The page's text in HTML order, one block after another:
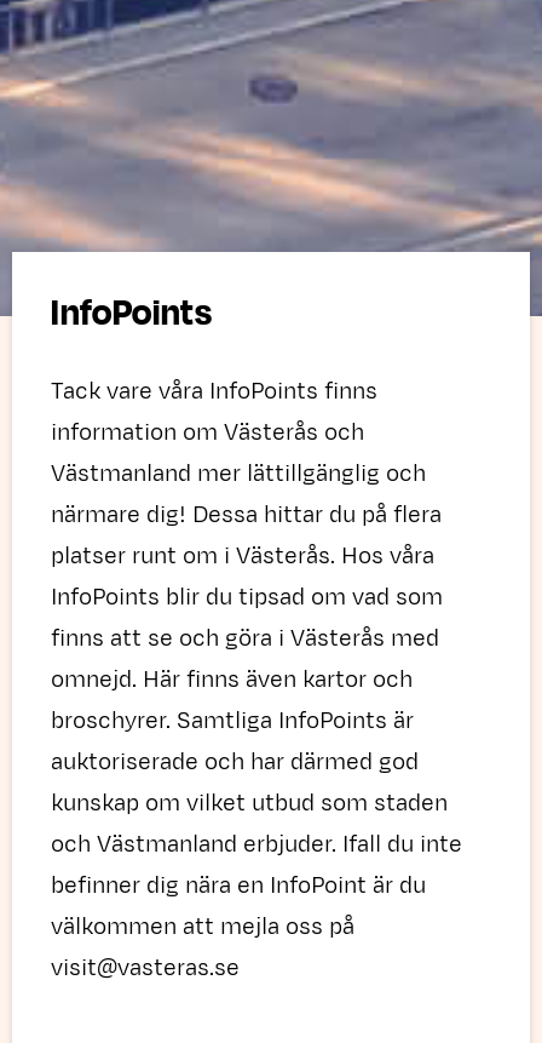
InfoPoints
Tack vare våra InfoPoints finns
information om Västerås och
Västmanland mer lättillgänglig och
närmare dig! Dessa hittar du på flera
platser runt om i Västerås. Hos våra
InfoPoints blir du tipsad om vad som
finns att se och göra i Västerås med
omnejd. Här finns även kartor och
broschyrer. Samtliga InfoPoints är
auktoriserade och har därmed god
kunskap om vilket utbud som staden
och Västmanland erbjuder. Ifall du inte
befinner dig nära en InfoPoint är du
välkommen att mejla oss på
visit@vasteras.se